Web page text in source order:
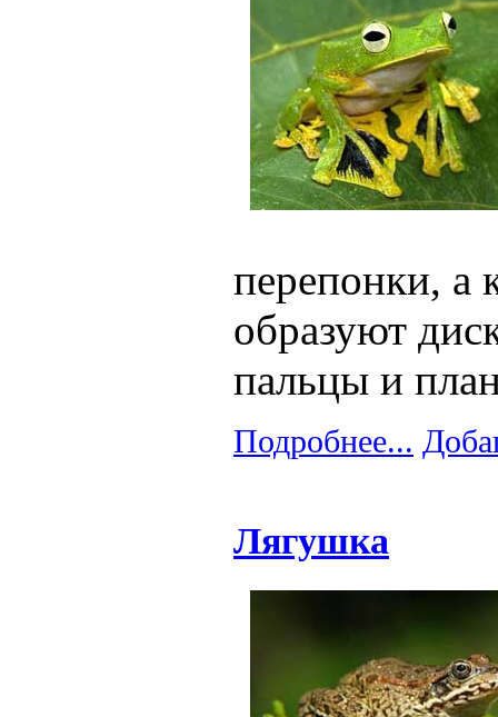
перепонки, а
образуют
пальцы и
Подробнее...
Лягушка